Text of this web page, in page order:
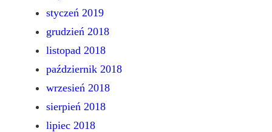
styczeń 2019
grudzień 2018
listopad 2018
październik 2018
wrzesień 2018
sierpień 2018
lipiec 2018